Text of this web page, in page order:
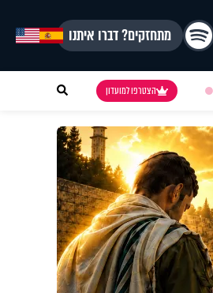
מתחזקים? דברו איתנו
הצטרפו למועדון